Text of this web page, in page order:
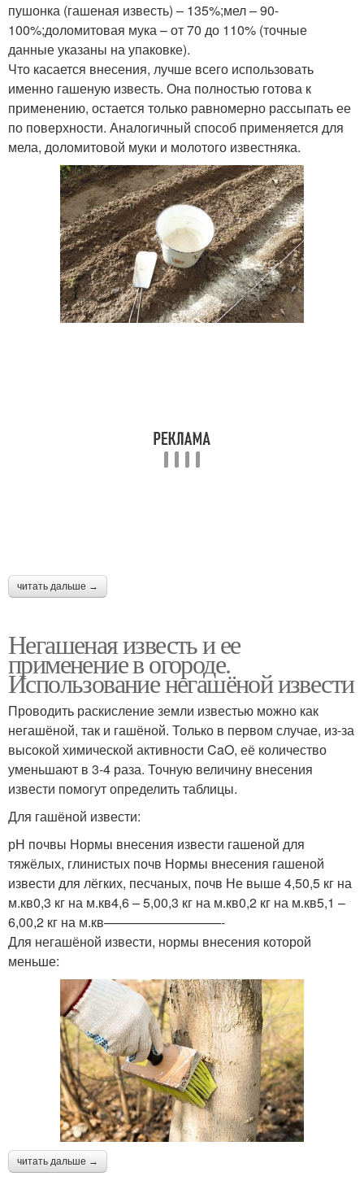
пушонка (гашеная известь) – 135%;мел – 90-
100%;доломитовая мука – от 70 до 110% (точные
данные указаны на упаковке).
Что касается внесения, лучше всего использовать
именно гашеную известь. Она полностью готова к
применению, остается только равномерно рассыпать ее
по поверхности. Аналогичный способ применяется для
мела, доломитовой муки и молотого известняка.
читать дальше →
Негашеная известь и ее
применение в огороде.
Использование негашёной извести
Проводить раскисление земли известью можно как
негашёной, так и гашёной. Только в первом случае, из-за
высокой химической активности CaO, её количество
уменьшают в 3-4 раза. Точную величину внесения
извести помогут определить таблицы.
Для гашёной извести:
рН почвы Нормы внесения извести гашеной для
тяжёлых, глинистых почв Нормы внесения гашеной
извести для лёгких, песчаных, почв Не выше 4,50,5 кг на
м.кв0,3 кг на м.кв4,6 – 5,00,3 кг на м.кв0,2 кг на м.кв5,1 –
6,00,2 кг на м.кв—————————-
Для негашёной извести, нормы внесения которой
меньше:
читать дальше →